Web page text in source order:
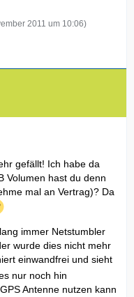
2011 um 10:06)
gefällt! Ich habe da
Volumen hast du denn
mal an Vertrag)? Da
immer Netstumbler
wurde dies nicht mehr
einwandfrei und sieht
nur noch hin
Antenne nutzen kann